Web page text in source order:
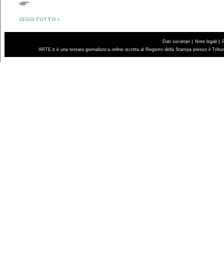
LEGGI TUTTO >
Dati societari | Note legali |
ARTE.it è una testata giornalistica online iscritta al Registro della Stampa presso il